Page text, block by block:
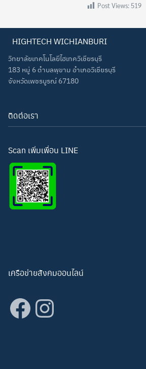
Post Views: 519
HIGHTECH WICHIANBURI
วิทยาลัยเทคโนโลยีไฮเทควิเชียรบุรี
183 หมู่ 6 ตำบลพุขาม อำเภอวิเชียรบุรี
จังหวัดเพชรบูรณ์ 67180
ติดต่อเรา
โทรศัพท์: 093-3277343
อีเมล: hightechwichian@gmail.com
Scan เพิ่มเพื่อน LINE
เครือข่ายสังคมออนไลน์
Facebook
Instagram